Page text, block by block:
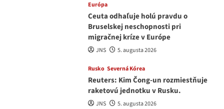
Európa
Ceuta odhaľuje holú pravdu o
Bruselskej neschopnosti pri
migračnej kríze v Európe
JNS 5. augusta 2026
Rusko Severná Kórea
Reuters: Kim Čong-un rozmiestňuje
raketovú jednotku v Rusku.
JNS 5. augusta 2026